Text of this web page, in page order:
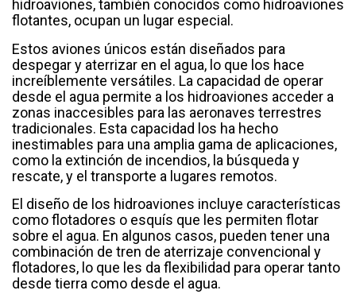
hidroaviones, también conocidos como hidroaviones
flotantes, ocupan un lugar especial.
Estos aviones únicos están diseñados para
despegar y aterrizar en el agua, lo que los hace
increíblemente versátiles. La capacidad de operar
desde el agua permite a los hidroaviones acceder a
zonas inaccesibles para las aeronaves terrestres
tradicionales. Esta capacidad los ha hecho
inestimables para una amplia gama de aplicaciones,
como la extinción de incendios, la búsqueda y
rescate, y el transporte a lugares remotos.
El diseño de los hidroaviones incluye características
como flotadores o esquís que les permiten flotar
sobre el agua. En algunos casos, pueden tener una
combinación de tren de aterrizaje convencional y
flotadores, lo que les da flexibilidad para operar tanto
desde tierra como desde el agua.